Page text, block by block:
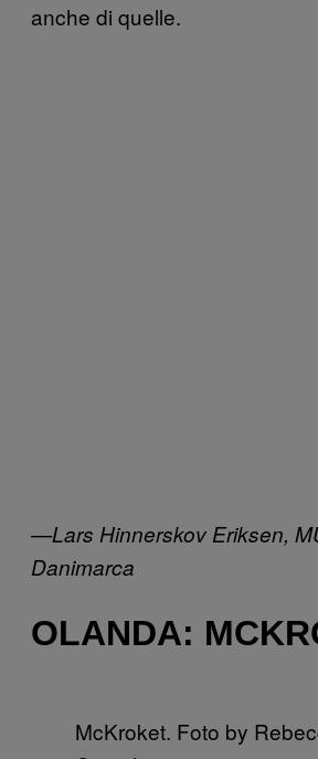
anche di quelle.
—Lars Hinnerskov Eriksen,
Danimarca
OLANDA:
McKroket. Foto by